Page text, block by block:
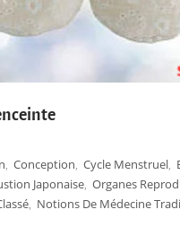
Conception Cycle Menstruel
Japonaise Organes
Notions De Médecine